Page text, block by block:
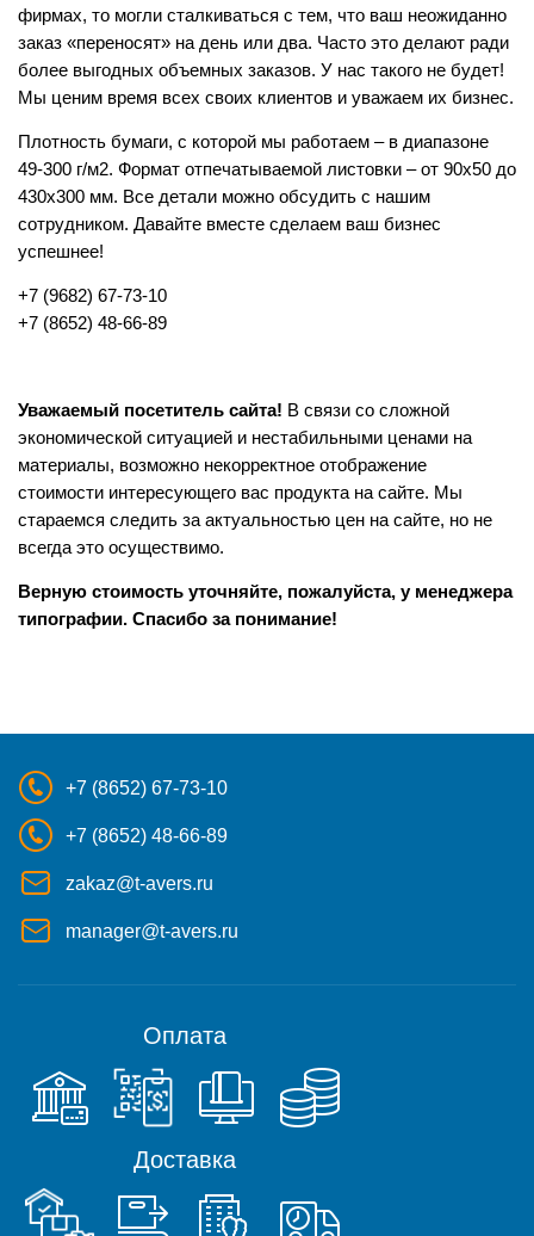
фирмах, то могли сталкиваться с тем, что ваш неожиданно
заказ «переносят» на день или два. Часто это делают ради
более выгодных объемных заказов. У нас такого не будет!
Мы ценим время всех своих клиентов и уважаем их бизнес.
Плотность бумаги, с которой мы работаем – в диапазоне
49-300 г/м2. Формат отпечатываемой листовки – от 90х50 до
430х300 мм. Все детали можно обсудить с нашим
сотрудником. Давайте вместе сделаем ваш бизнес
успешнее!
+7 (9682) 67-73-10
+7 (8652) 48-66-89
Уважаемый посетитель сайта! В связи со сложной
экономической ситуацией и нестабильными ценами на
материалы, возможно некорректное отображение
стоимости интересующего вас продукта на сайте. Мы
стараемся следить за актуальностью цен на сайте, но не
всегда это осуществимо.
Верную стоимость уточняйте, пожалуйста, у менеджера
типографии. Спасибо за понимание!
+7 (8652) 67-73-10
+7 (8652) 48-66-89
zakaz@t-avers.ru
manager@t-avers.ru
Оплата
Доставка